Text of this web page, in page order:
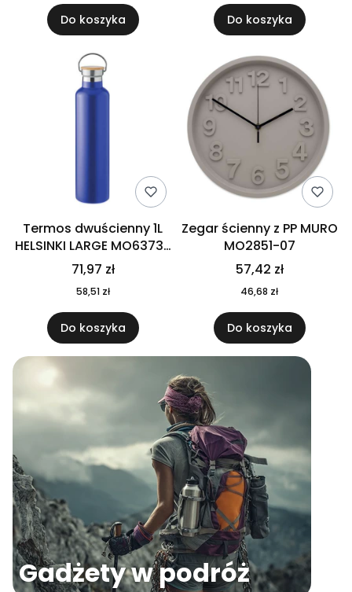
Do koszyka Do koszyka
Termos dwuścienny 1L
HELSINKI LARGE MO6373-
04
71,97 zł
58,51 zł
Do koszyka
Zegar ścienny z PP MURO
MO2851-07
57,42 zł
46,68 zł
Do koszyka
Gadżety w podróż